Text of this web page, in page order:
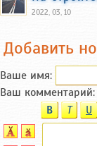
2022, 03, 10
Добавить
Ваше имя:
Ваш комментарий:
B T U